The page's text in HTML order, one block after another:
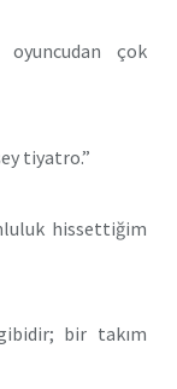
oyuncudan çok
tiyatro.”
hissettiğim
bir takım